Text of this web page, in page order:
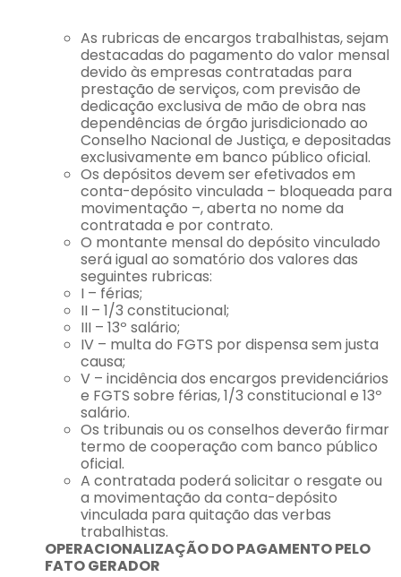
As rubricas de encargos trabalhistas, sejam
destacadas do pagamento do valor mensal
devido às empresas contratadas para
prestação de serviços, com previsão de
dedicação exclusiva de mão de obra nas
dependências de órgão jurisdicionado ao
Conselho Nacional de Justiça, e depositadas
exclusivamente em banco público oficial.
Os depósitos devem ser efetivados em
conta-depósito vinculada – bloqueada para
movimentação –, aberta no nome da
contratada e por contrato.
O montante mensal do depósito vinculado
será igual ao somatório dos valores das
seguintes rubricas:
I – férias;
II – 1/3 constitucional;
III – 13º salário;
IV – multa do FGTS por dispensa sem justa
causa;
V – incidência dos encargos previdenciários
e FGTS sobre férias, 1/3 constitucional e 13º
salário.
Os tribunais ou os conselhos deverão firmar
termo de cooperação com banco público
oficial.
A contratada poderá solicitar o resgate ou
a movimentação da conta-depósito
vinculada para quitação das verbas
trabalhistas.
OPERACIONALIZAÇÃO DO PAGAMENTO PELO
FATO GERADOR